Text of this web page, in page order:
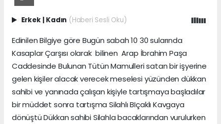
Erkek | Kadın (Haberi Sesli Oku)
Edinilen Bilgiye göre Bugün sabah 10 30 sularında
Kasaplar Çarşısı olarak bilinen Arap İbrahim Paşa
Caddesinde Bulunan Tütün Mamulleri satan bir işyerine
gelen kişiler alacak verecek meselesi yüzünden dükkan
sahibi ve yanınada çalışan kişiyle tartışmaya başladılar
bir müddet sonra tartışma Silahlı BIçaklı Kavgaya
dönüştü Dükkan sahibi Silahla bacaklarından vurulurken